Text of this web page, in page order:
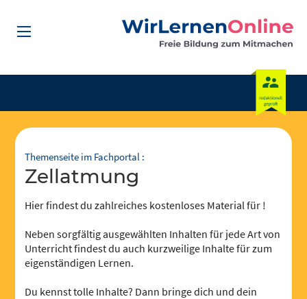
Themenseite im Fachportal :
Zellatmung
Hier findest du zahlreiches kostenloses Material für !
Neben sorgfältig ausgewählten Inhalten für jede Art von
Unterricht findest du auch kurzweilige Inhalte für zum
eigenständigen Lernen.
Du kennst tolle Inhalte? Dann bringe dich und dein